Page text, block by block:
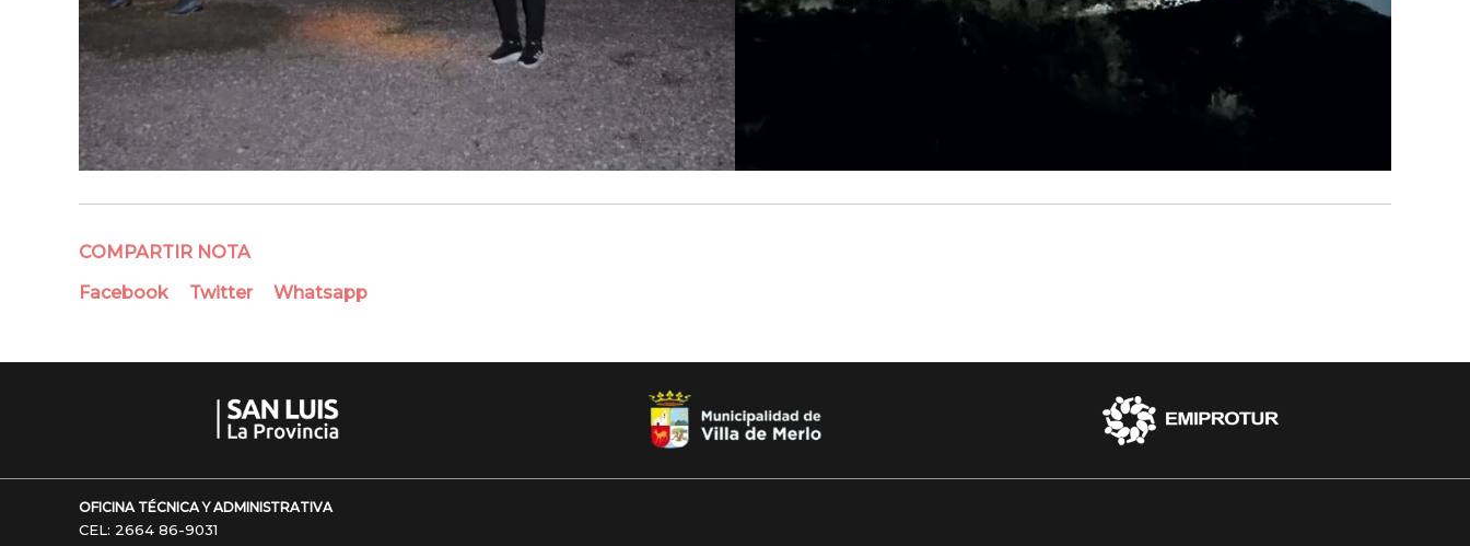
COMPARTIR NOTA
Facebook
Twitter Whatsapp
OFICINA TÉCNICA Y ADMINISTRATIVA
CEL: 2664 86-9031